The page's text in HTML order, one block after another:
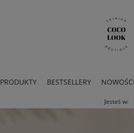
PRODUKTY BESTSELLERY NOWOŚCI
Jesteś w: